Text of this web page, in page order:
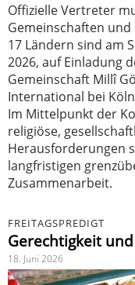
Offizielle Vertreter
Gemeinschaften
17 Ländern sind am
2026, auf Einladung
Gemeinschaft Millî
International bei
Im Mittelpunkt der
religiöse,
Herausforderungen
langfristigen
Zusammenarbeit.
FREITAGSPREDIGT
Gerechtigkeit
18. Juni 2026